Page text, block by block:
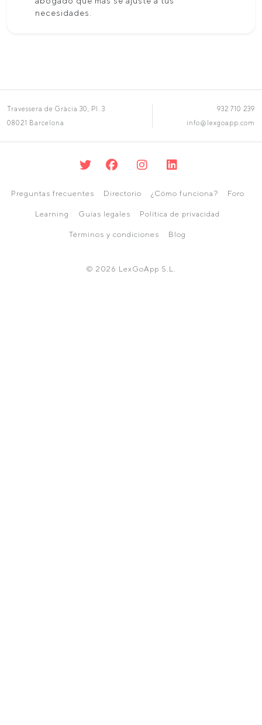
necesidades.
Travessera de Gràcia 30, Pl. 3
08021 Barcelona
932 710 239
info@lexgoapp.com
Preguntas frecuentes Directorio ¿Cómo funciona? Foro
Learning Guías legales Política de privacidad
Términos y condiciones Blog
© 2026 LexGoApp S.L.